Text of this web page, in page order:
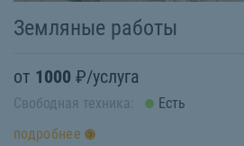
Земляные работы
от 1000 ₽/услуга
Свободная техника:
Есть
подробнее